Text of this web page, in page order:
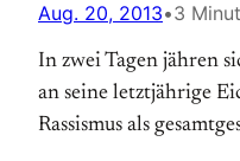
Aug. 20, 2013•3
In zwei Tagen jähren
an seine letztjährige
Rassismus als